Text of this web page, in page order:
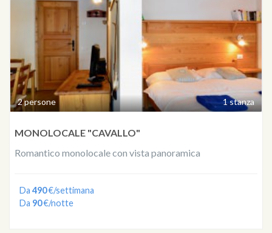
2 persone 1 stanza
MONOLOCALE "CAVALLO"
Romantico monolocale con vista panoramica
Da 490€/settimana
Da 90€/notte